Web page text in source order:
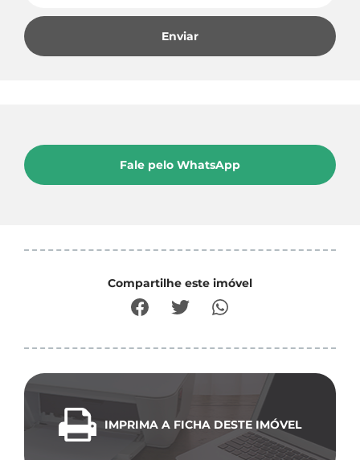
Enviar
Fale pelo WhatsApp
Compartilhe este imóvel
IMPRIMA A FICHA DESTE IMÓVEL